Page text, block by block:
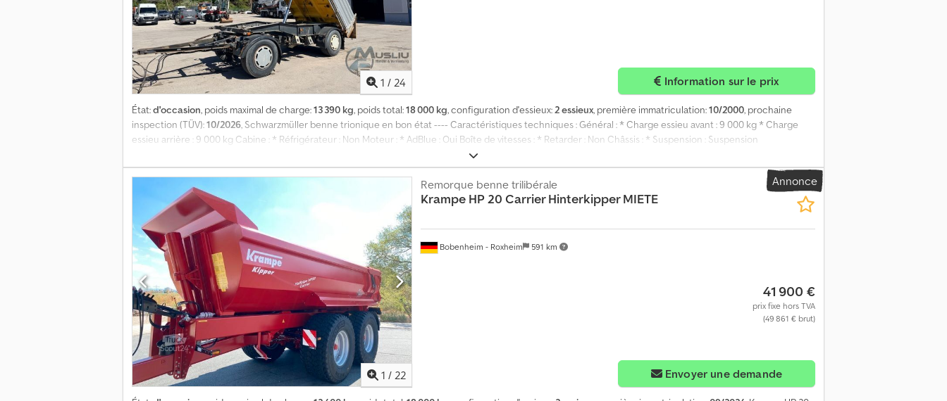
1 / 24 Information sur le prix
État:d'occasion, poids maximal de charge:13 390 kg, poids total:18 000 kg, configuration d'essieux:2 essieux, première immatriculation:10/2000, prochaine
inspection (TÜV):10/2026, Schwarzmüller benne trionique en bon état ---- Caractéristiques techniques : Général : * Charge essieu avant : 9 000 kg * Charge
essieu arrière : 9 000 kg Cabine : * Réfrigérateur : Non Moteur : * AdBlue : Oui Boîte de vitesses : * Retarder : Non Châssis : * Suspension : Suspension
pneumatique * Jantes alliage : Non * Essieu relevable : Non * Essieu directeur : Non * Charge admissible par essieu : 9 000 kg Sellette : * Kingpin handicapé : Non
Documents : * Poids à vide : 4 600 kg * CT/contrôle pollution valable jusqu'à : 10/2026 Chjdpfoy Rwpwjx Apyoa
Annonce
1 / 22
Bobenheim - Roxheim 591 km
Remorque benne trilibérale
Krampe HP 20 Carrier Hinterkipper MIETE
41 900 €
prix fixe hors TVA
(49 861 € brut)
Envoyer une demande